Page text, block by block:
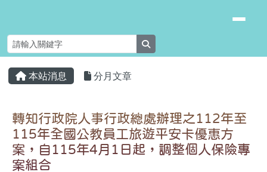
主內容區域
本站消息 分月文章
轉知行政院人事行政總處辦理之112年至
115年全國公教員工旅遊平安卡優惠方
案，自115年4月1日起，調整個人保險專
案組合
頁尾區域